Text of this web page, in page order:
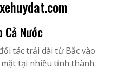
Cả Nước
tác trải dài từ Bắc vào
tại nhiều tỉnh thành